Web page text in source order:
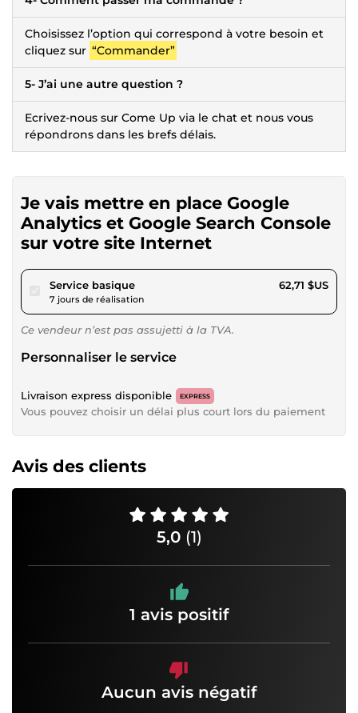
Choisissez l’option qui correspond à votre besoin et
cliquez sur “Commander”
5- J’ai une autre question ?
Ecrivez-nous sur Come Up via le chat et nous vous
répondrons dans les brefs délais.
Je vais mettre en place Google
Analytics et Google Search Console
sur votre site Internet
Service basiquepour 57,80 $US
7 jours de réalisation
62,71 $US
Ce vendeur n’est pas assujetti à la TVA.
Personnaliser le service
Livraison express disponible EXPRESS
Vous pouvez choisir un délai plus court lors du paiement
Avis des clients
5,0 (1)
1 avis positif
Aucun avis négatif